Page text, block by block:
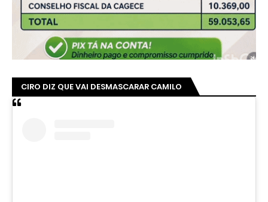
CIRO DIZ QUE VAI DESMASCARAR CAMILO